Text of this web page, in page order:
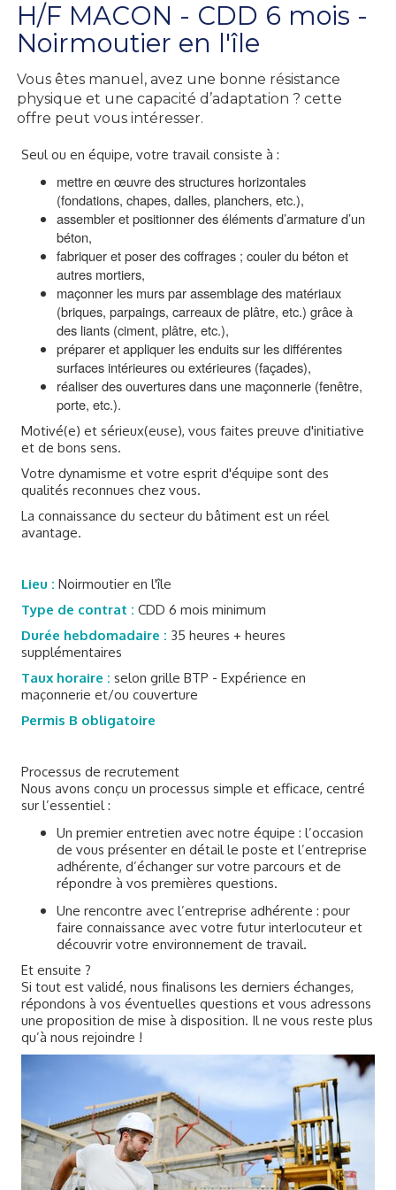
H/F MACON - CDD 6 mois -
Noirmoutier en l'île
Vous êtes manuel, avez une bonne résistance
physique et une capacité d’adaptation ? cette
offre peut vous intéresser.
Seul ou en équipe, votre travail consiste à :
mettre en œuvre des structures horizontales
(fondations, chapes, dalles, planchers, etc.),
assembler et positionner des éléments d’armature d’un
béton,
fabriquer et poser des coffrages ; couler du béton et
autres mortiers,
maçonner les murs par assemblage des matériaux
(briques, parpaings, carreaux de plâtre, etc.) grâce à
des liants (ciment, plâtre, etc.),
préparer et appliquer les enduits sur les différentes
surfaces intérieures ou extérieures (façades),
réaliser des ouvertures dans une maçonnerie (fenêtre,
porte, etc.).
Motivé(e) et sérieux(euse), vous faites preuve d'initiative
et de bons sens.
Votre dynamisme et votre esprit d'équipe sont des
qualités reconnues chez vous.
La connaissance du secteur du bâtiment est un réel
avantage.
Lieu : Noirmoutier en l'île
Type de contrat : CDD 6 mois minimum
Durée hebdomadaire : 35 heures + heures
supplémentaires
Taux horaire : selon grille BTP - Expérience en
maçonnerie et/ou couverture
Permis B obligatoire
Processus de recrutement
Nous avons conçu un processus simple et efficace, centré
sur l’essentiel :
Un premier entretien avec notre équipe : l’occasion
de vous présenter en détail le poste et l’entreprise
adhérente, d’échanger sur votre parcours et de
répondre à vos premières questions.
Une rencontre avec l’entreprise adhérente : pour
faire connaissance avec votre futur interlocuteur et
découvrir votre environnement de travail.
Et ensuite ?
Si tout est validé, nous finalisons les derniers échanges,
répondons à vos éventuelles questions et vous adressons
une proposition de mise à disposition. Il ne vous reste plus
qu’à nous rejoindre !